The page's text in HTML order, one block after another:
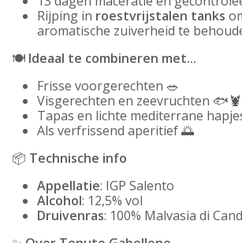
Rijping in roestvrijstalen tanks
aromatische zuiverheid te
🍽️ Ideaal te combineren met...
Frisse voorgerechten 🥗
Visgerechten en zeevruchten 🐟🦞
Tapas en lichte mediterrane
Als verfrissend aperitief 🌅
📦 Technische info
Appellatie: IGP Salento
Alcohol: 12,5% vol
Druivenras: 100% Malvasia di